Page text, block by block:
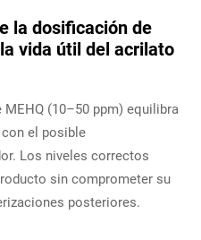
la dosificación de
vida útil del acrilato
(10–50 ppm) equilibra
el posible
Los niveles correctos
sin comprometer su
posteriores.